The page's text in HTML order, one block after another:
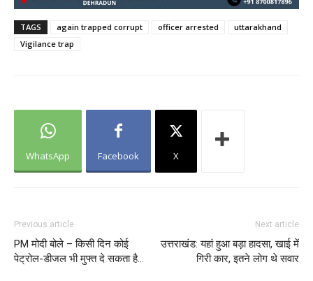
TAGS again trapped corrupt officer arrested
uttarakhand
Vigilance trap
WhatsApp Facebook X
Previous article
PM मोदी बोले – किसी दिन कोई
पेट्रोल-डीजल भी मुफ्त दे सकता है…
Next article
उत्तराखंड: यहां हुआ बड़ा हादसा, खाई में
गिरी कार, इतने लोग थे सवार